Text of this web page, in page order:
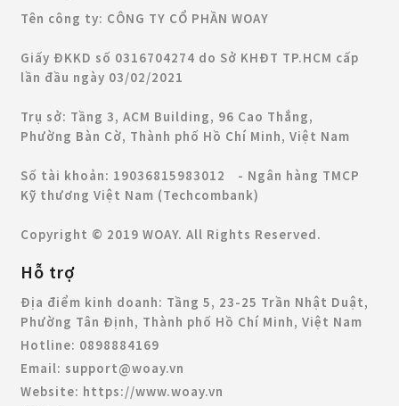
Tên công ty: CÔNG TY CỔ PHẦN WOAY
Giấy ĐKKD số 0316704274 do Sở KHĐT TP.HCM cấp
lần đầu ngày 03/02/2021
Trụ sở: Tầng 3, ACM Building, 96 Cao Thắng,
Phường Bàn Cờ, Thành phố Hồ Chí Minh, Việt Nam
Số tài khoản: 19036815983012 - Ngân hàng TMCP
Kỹ thương Việt Nam (Techcombank)
Copyright © 2019 WOAY. All Rights Reserved.
Hỗ trợ
Địa điểm kinh doanh: Tầng 5, 23-25 Trần Nhật Duật,
Phường Tân Định, Thành phố Hồ Chí Minh, Việt Nam
Hotline: 0898884169
Email: support@woay.vn
Website: https://www.woay.vn